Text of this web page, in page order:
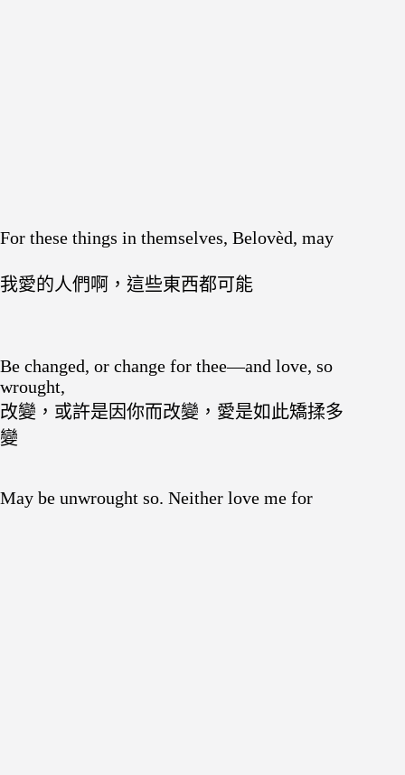
For these things in themselves, Belovèd, may
我愛的人們啊，這些東西都可能
Be changed, or change for thee—and love, so
wrought,
改變，或許是因你而改變，愛是如此矯揉多
變
May be unwrought so. Neither love me for